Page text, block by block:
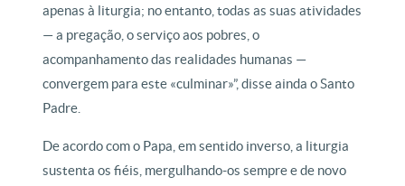
apenas à liturgia; no entanto, todas as suas atividades
— a pregação, o serviço aos pobres, o
acompanhamento das realidades humanas —
convergem para este «culminar»”, disse ainda o Santo
Padre.
De acordo com o Papa, em sentido inverso, a liturgia
sustenta os fiéis, mergulhando-os sempre e de novo